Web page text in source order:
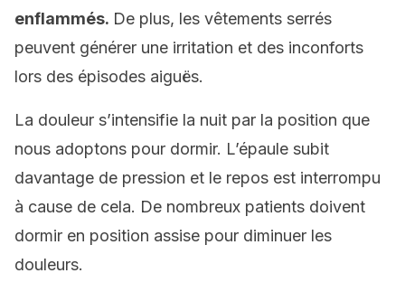
enflammés. De plus, les vêtements serrés
peuvent générer une irritation et des inconforts
lors des épisodes aiguës.
La douleur s’intensifie la nuit par la position que
nous adoptons pour dormir. L’épaule subit
davantage de pression et le repos est interrompu
à cause de cela. De nombreux patients doivent
dormir en position assise pour diminuer les
douleurs.